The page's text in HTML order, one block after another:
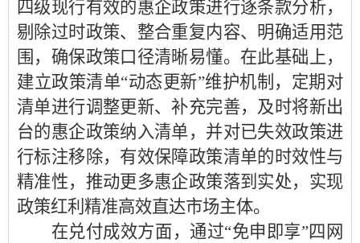
四级现行有效的惠企政策进行逐条款分析，
剔除过时政策、整合重复内容、明确适用范
围，确保政策口径清晰易懂。在此基础上，
建立政策清单“动态更新”维护机制，定期对
清单进行调整更新、补充完善，及时将新出
台的惠企政策纳入清单，并对已失效政策进
行标注移除，有效保障政策清单的时效性与
精准性，推动更多惠企政策落到实处，实现
政策红利精准高效直达市场主体。
在兑付成效方面，通过“免申即享”四网